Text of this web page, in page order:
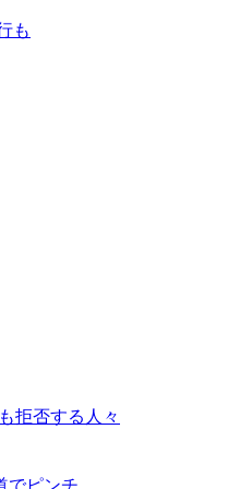
も
拒否する人々
でピンチ